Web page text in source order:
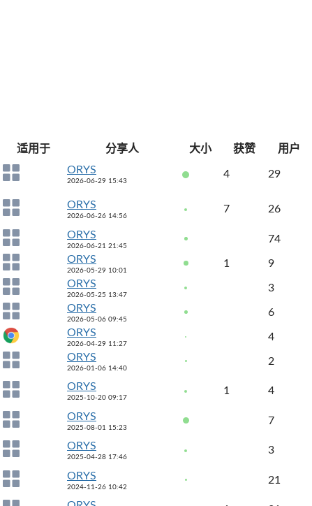
适用于 分享人 大小 获赞 用户
ORYS
2026-06-29 15:43
4 29
ORYS
2026-06-26 14:56
7 26
ORYS
2026-06-21 21:45
74
ORYS
2026-05-29 10:01
1 9
ORYS
2026-05-25 13:47
3
ORYS
2026-05-06 09:45
6
ORYS
2026-04-29 11:27
4
ORYS
2026-01-06 14:40
2
ORYS
2025-10-20 09:17
1 4
ORYS
2025-08-01 15:23
7
ORYS
2025-04-28 17:46
3
ORYS
2024-11-26 10:42
21